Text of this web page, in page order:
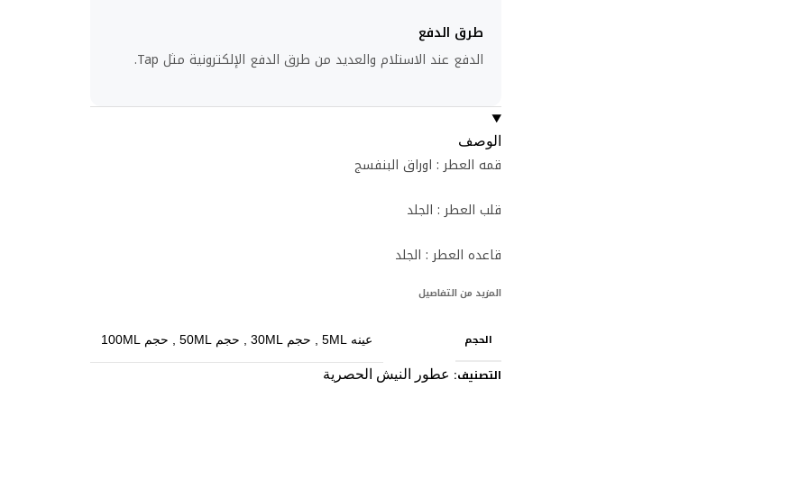
طرق الدفع
الدفع عند الاستلام والعديد من طرق الدفع الإلكترونية مثل Tap.
الوصف
قمه العطر : اوراق البنفسج
قلب العطر : الجلد
قاعده العطر : الجلد
المزيد من التفاصيل
الحجم عينه 5ML حجم 30ML حجم 50ML حجم 100ML
التصنيف: عطور النيش الحصرية